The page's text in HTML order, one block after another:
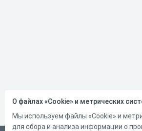
О файлах «Cookie» и метрических
Мы используем файлы «Cookie» и
для сбора и анализа информации о